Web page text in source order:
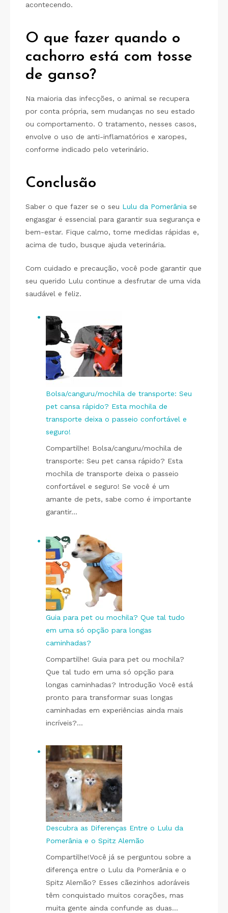
acontecendo.
O que fazer quando o
cachorro está com tosse
de ganso?
Na maioria das infecções, o animal se recupera
por conta própria, sem mudanças no seu estado
ou comportamento. O tratamento, nesses casos,
envolve o uso de anti-inflamatórios e xaropes,
conforme indicado pelo veterinário.
Conclusão
Saber o que fazer se o seu Lulu da Pomerânia se
engasgar é essencial para garantir sua segurança e
bem-estar. Fique calmo, tome medidas rápidas e,
acima de tudo, busque ajuda veterinária.
Com cuidado e precaução, você pode garantir que
seu querido Lulu continue a desfrutar de uma vida
saudável e feliz.
Bolsa/canguru/mochila de transporte: Seu
pet cansa rápido? Esta mochila de
transporte deixa o passeio confortável e
seguro!
Compartilhe! Bolsa/canguru/mochila de
transporte: Seu pet cansa rápido? Esta
mochila de transporte deixa o passeio
confortável e seguro! Se você é um
amante de pets, sabe como é importante
garantir…
Guia para pet ou mochila? Que tal tudo
em uma só opção para longas
caminhadas?
Compartilhe! Guia para pet ou mochila?
Que tal tudo em uma só opção para
longas caminhadas? Introdução Você está
pronto para transformar suas longas
caminhadas em experiências ainda mais
incríveis?…
Descubra as Diferenças Entre o Lulu da
Pomerânia e o Spitz Alemão
Compartilhe!Você já se perguntou sobre a
diferença entre o Lulu da Pomerânia e o
Spitz Alemão? Esses cãezinhos adoráveis
têm conquistado muitos corações, mas
muita gente ainda confunde as duas…